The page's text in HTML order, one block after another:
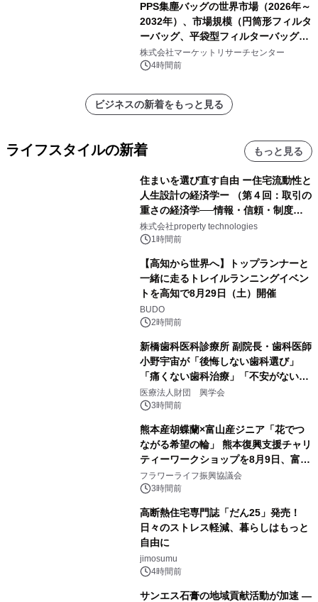
PPS集塵バッグの世界市場（2026年～
2032年）、市場規模（円筒形フィルタ
ーバッグ、平袋型フィルターバッグ、
プリーツフィルターバッグ、その
他）・分析レポートを発表
株式会社マーケットリサーチセンター
4時間前
ビジネスの新着をもっと見る
ライフスタイルの新着 もっと見る
住まいを選び直す自由 ー住宅流動性と
人生設計の経済学ー （第４回：取引の
重さの経済学──情報・信頼・制度を
PropTechはどう組み替えるか）｜
PropTech-Lab
株式会社property technologies
1時間前
【高知から世界へ】トップランナーと
一緒に走るトレイルランニングイベン
トを高知で8月29日（土）開催
BUDO
2時間前
新橋歯科医科診療所 副院長・歯科医師
小野宇宙が「後悔しない歯科選び」
「痛くない歯科治療」「不安がない治
療計画」をテーマに専門監修
医療法人財団 興学会
3時間前
熊本産胡蝶蘭×富山産ジニア「花でつ
ながる希望の輪」 熊本復興支援チャリ
ティーワークショップを8月9日、富
山・射水で開催
フラワーライフ振興協議会
3時間前
高断熱住宅専門誌「だん25」発売！
日々のストレス軽減、暮らしはもっと
自由に
jimosumu
4時間前
サンエス石膏の地域貢献活動が加速 ―